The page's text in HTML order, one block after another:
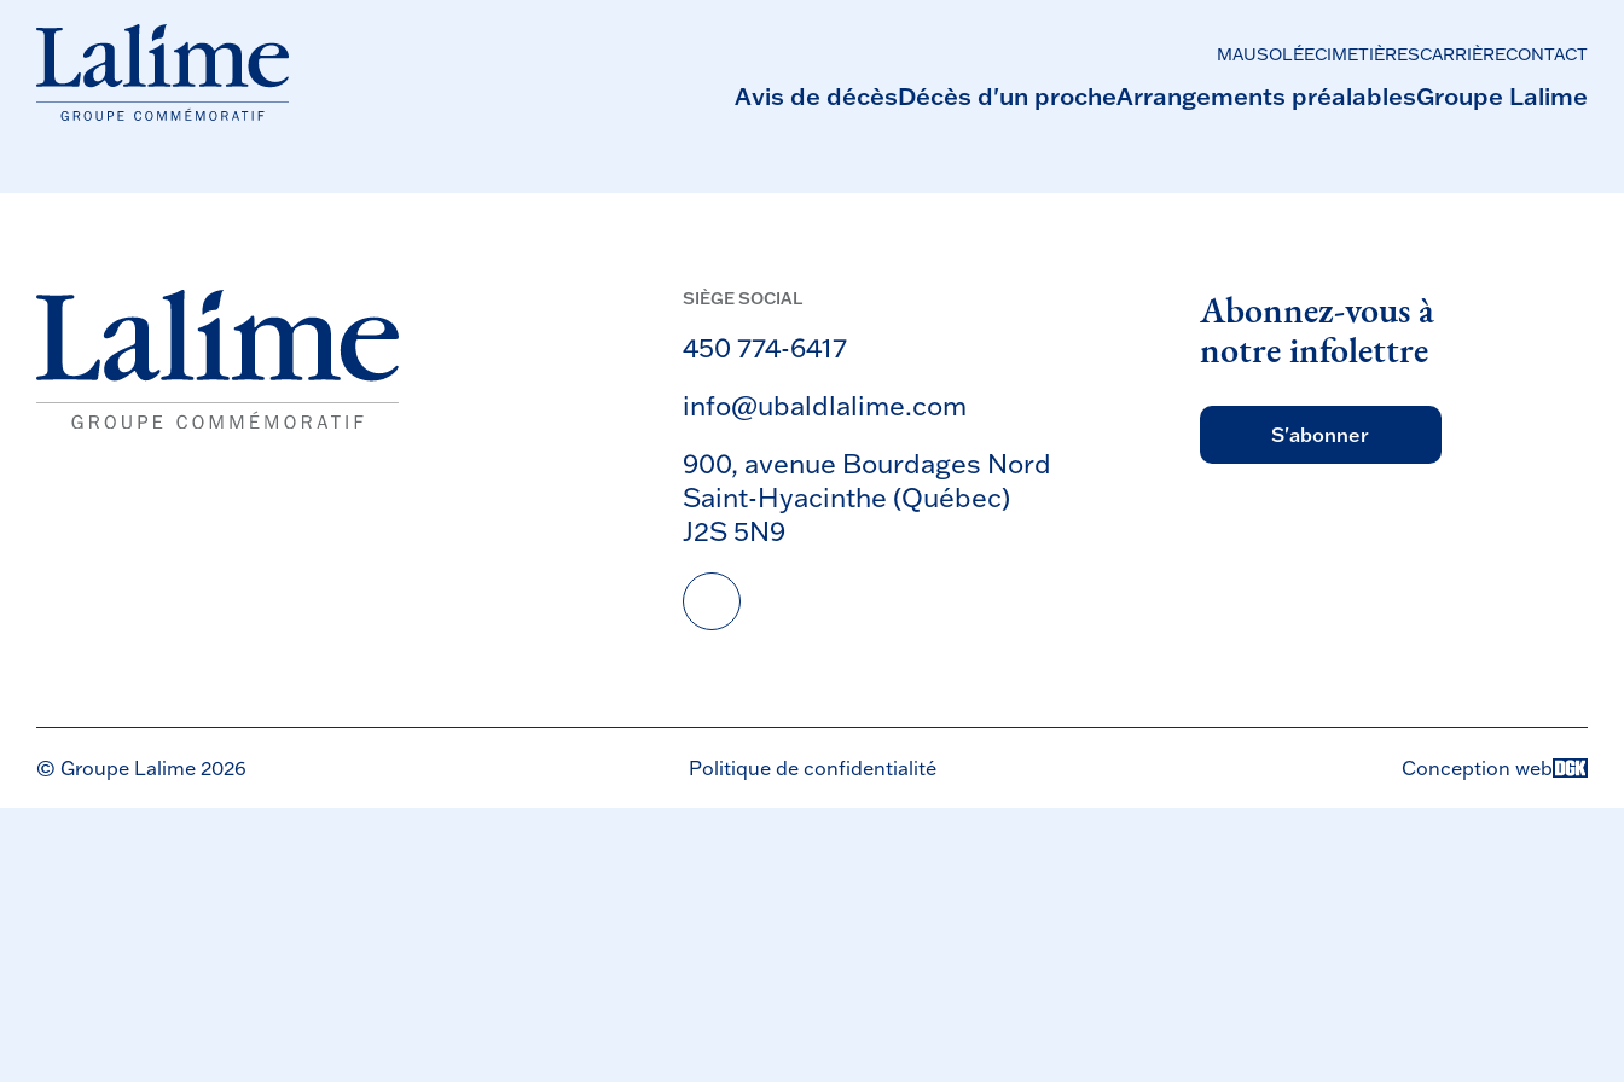
MAUSOLÉECIMETIÈRESCARRIÈRECONTACT
Avis de décèsDécès d'un procheArrangements préalablesGroupe Lalime
SIÈGE SOCIAL
450 774-6417
info@ubaldlalime.com
900, avenue Bourdages Nord
Saint-Hyacinthe (Québec)
J2S 5N9
Abonnez-vous à
notre infolettre
S'abonner
© Groupe Lalime 2026 Politique de confidentialité Conception web